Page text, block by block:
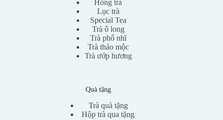
Hồng trà
Lục trà
Special Tea
Trà ô long
Trà phổ nhĩ
Trà thảo mộc
Trà ướp hương
Quà tặng
Trà quà tặng
Hộp trà qua tặng